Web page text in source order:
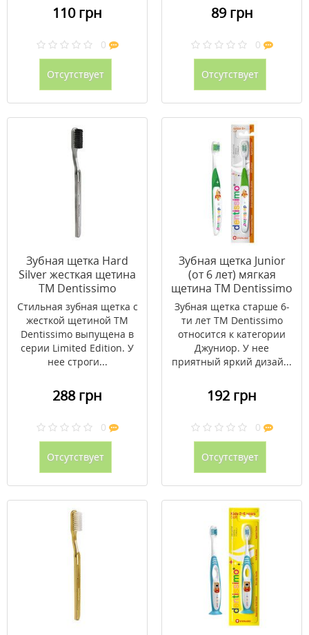
110 грн
0
Отсутствует
89 грн
0
Отсутствует
Зубная щeтка Hard
Silver жесткая щетина
ТМ Dentissimo
Стильная зубная щетка с
жесткой щетиной ТМ
Dentissimo выпущена в
серии Limited Edition. У
нее строги...
288 грн
0
Отсутствует
Зубная щeтка Junior
(от 6 лет) мягкая
щетина ТМ Dentissimo
Зубная щетка старше 6-
ти лет ТМ Dentissimo
относится к категории
Джуниор. У нее
приятный яркий дизай...
192 грн
0
Отсутствует